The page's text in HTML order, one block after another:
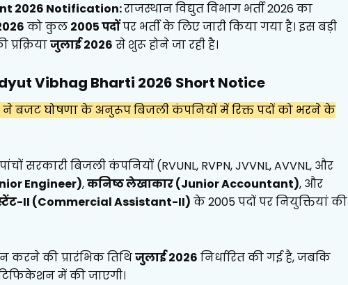
2026 Notification:राजस्थान विद्युत विभाग भर्ती 2026 का
को कुल 2005 पदोंपर भर्ती के लिए जारी किया गया है। इस बड़ी
जुलाई 2026 से शुरू होने जा रही है।
Vibhag Bharti 2026 Short Notice
ने बजट घोषणा के अनुरूप बिजली कंपनियों में रिक्त पदों को भरने के
सरकारी बिजली कंपनियों (RVUNL, RVPN, JVVNL, AVVNL, और
Engineer),कनिष्ठ लेखाकार (Junior Accountant), और
II (Commercial Assistant-II) के 2005 पदों पर नियुक्तियां की
की प्रारंभिक तिथिजुलाई 2026 निर्धारित की गई है, जबकि
में की जाएगी।